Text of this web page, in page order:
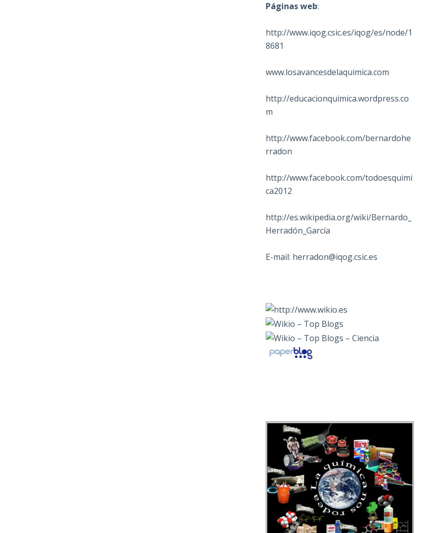
Páginas web:
http://www.iqog.csic.es/iqog/es/node/1
8681
www.losavancesdelaquimica.com
http://educacionquimica.wordpress.co
m
http://www.facebook.com/bernardohe
rradon
http://www.facebook.com/todoesquimi
ca2012
http://es.wikipedia.org/wiki/Bernardo_
Herradón_García
E-mail: herradon@iqog.csic.es